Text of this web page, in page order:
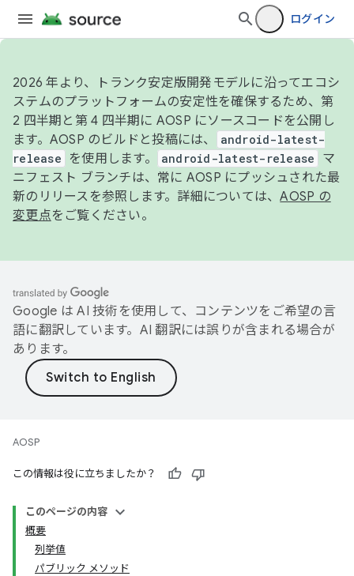
ログイン
2026 年より、トランク安定版開発モデルに沿ってエコシ
ステムのプラットフォームの安定性を確保するため、第
2 四半期と第 4 四半期に AOSP にソースコードを公開し
ます。AOSP のビルドと投稿には、
android-latest-
release
を使用します。 android-latest-release
マ
ニフェスト ブランチは、常に AOSP にプッシュされた最
新のリリースを参照します。詳細については、AOSP の
変更点をご覧ください。
Google は AI 技術を使用して、コンテンツをご希望の言
語に翻訳しています。AI 翻訳には誤りが含まれる場合が
あります。
AOSP
この情報は役に立ちましたか？
このページの内容
概要
列挙値
パブリック メソッド